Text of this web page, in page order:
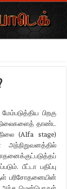
பிறகு
தாண்ட
(Alfa stage)
பீட்டா பதிப்பு
பரிசோதனையின்